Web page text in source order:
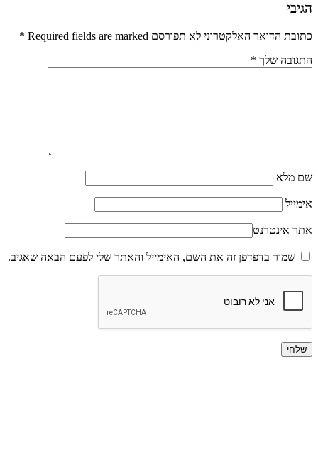
הגיבי
כתובת הדואר האלקטרוני לא תפורסם Required fields are marked
*
התגובה שלך *
שם מלא
אימייל
אתר אינטרנט
שמור בדפדפן זה את השם, האימייל והאתר שלי לפעם הבאה שאגיב.